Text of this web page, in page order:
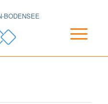
BODENSEE